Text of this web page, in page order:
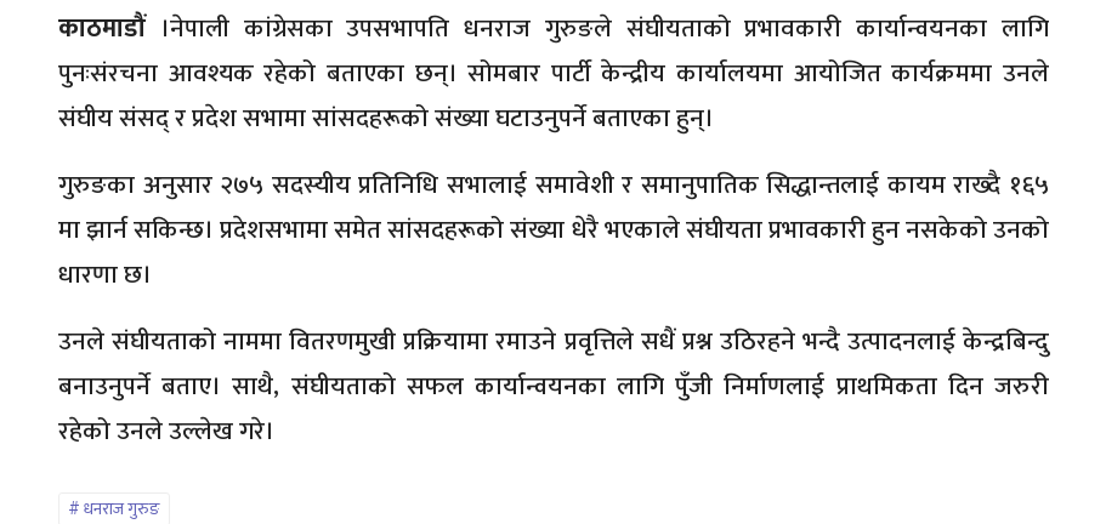
काठमाडौं।नेपाली कांग्रेसका उपसभापति धनराज गुरुङले संघीयताको प्रभावकारी कार्यान्वयनका लागि
पुनःसंरचना आवश्यक रहेको बताएका छन्। सोमबार पार्टी केन्द्रीय कार्यालयमा आयोजित कार्यक्रममा उनले
संघीय संसद् र प्रदेश सभामा सांसदहरूको संख्या घटाउनुपर्ने बताएका हुन्।
गुरुङका अनुसार २७५ सदस्यीय प्रतिनिधि सभालाई समावेशी र समानुपातिक सिद्धान्तलाई कायम राख्दै १६५
मा झार्न सकिन्छ। प्रदेशसभामा समेत सांसदहरूको संख्या धेरै भएकाले संघीयता प्रभावकारी हुन नसकेको उनको
धारणा छ।
उनले संघीयताको नाममा वितरणमुखी प्रक्रियामा रमाउने प्रवृत्तिले सधैं प्रश्न उठिरहने भन्दै उत्पादनलाई केन्द्रबिन्दु
बनाउनुपर्ने बताए। साथै, संघीयताको सफल कार्यान्वयनका लागि पुँजी निर्माणलाई प्राथमिकता दिन जरुरी
रहेको उनले उल्लेख गरे।
धनराज गुरुङ